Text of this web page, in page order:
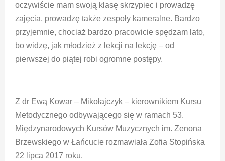
oczywiście mam swoją klasę skrzypiec i prowadzę
zajęcia, prowadzę także zespoły kameralne. Bardzo
przyjemnie, chociaż bardzo pracowicie spędzam lato,
bo widzę, jak młodzież z lekcji na lekcję – od
pierwszej do piątej robi ogromne postępy.
Z dr Ewą Kowar – Mikołajczyk – kierownikiem Kursu
Metodycznego odbywającego się w ramach 53.
Międzynarodowych Kursów Muzycznych im. Zenona
Brzewskiego w Łańcucie rozmawiała Zofia Stopińska
22 lipca 2017 roku.